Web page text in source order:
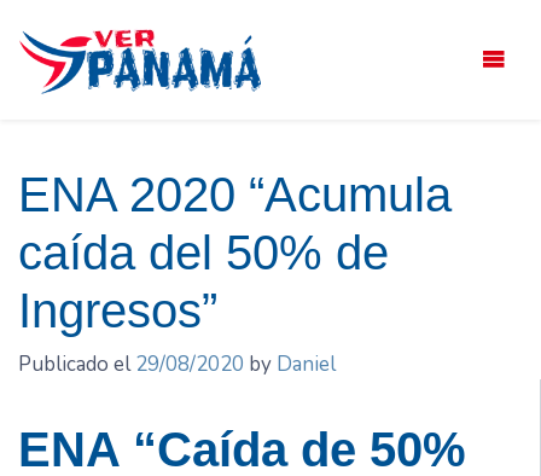
contenido
ENA 2020 “Acumula
caída del 50% de
Ingresos”
Publicado el29/08/2020 by Daniel
ENA “Caída de 50%